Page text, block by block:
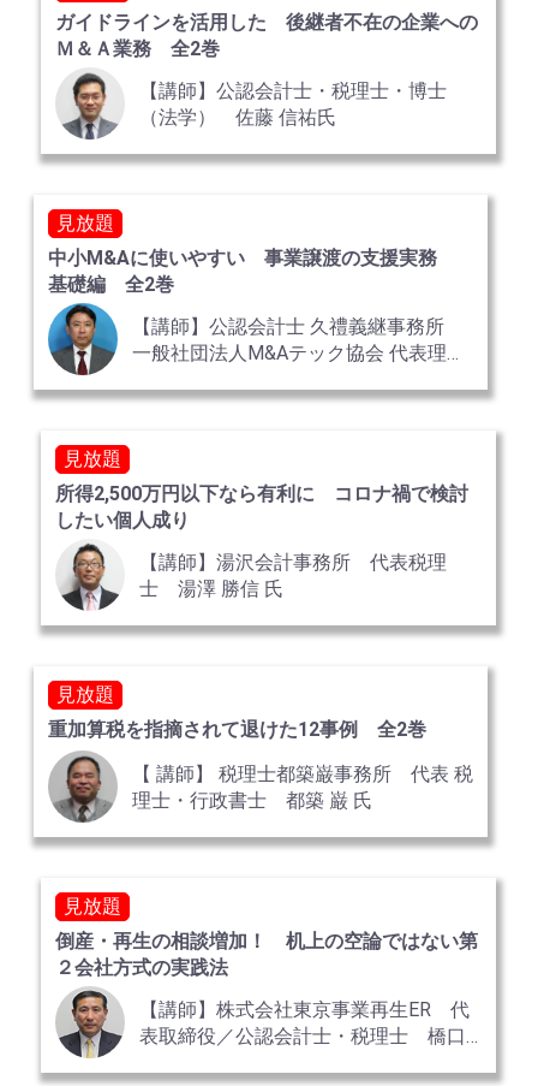
ガイドラインを活用した 後継者不在の企業への
Ｍ＆Ａ業務 全2巻
【講師】公認会計士・税理士・博士
（法学） 佐藤 信祐氏
見放題
中小M&Aに使いやすい 事業譲渡の支援実務
基礎編 全2巻
【講師】公認会計士 久禮義継事務所
一般社団法人M&Aテック協会 代表理
表取締役・CEO 久禮 義継 氏
見放題
所得2,500万円以下なら有利に コロナ禍で検討
したい個人成り
【講師】湯沢会計事務所 代表税理
士 湯澤 勝信 氏
見放題
重加算税を指摘されて退けた12事例 全2巻
【 講師】 税理士都築巌事務所 代表 税
理士・行政書士 都築 巌 氏
見放題
倒産・再生の相談増加！ 机上の空論ではない第
２会社方式の実践法
【講師】株式会社東京事業再生ER 代
表取締役／公認会計士・税理士 橋口